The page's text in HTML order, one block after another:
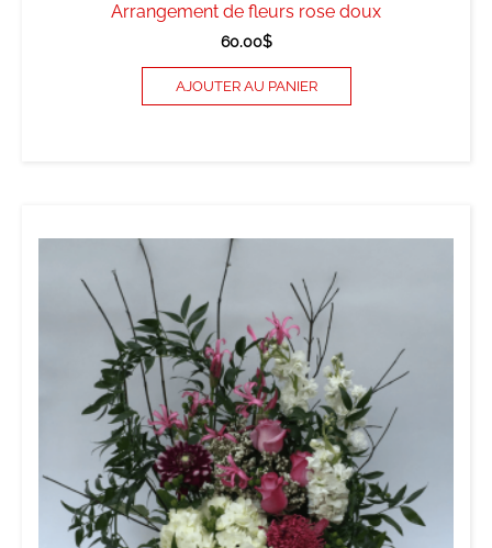
Arrangement de fleurs rose doux
60.00$
AJOUTER AU PANIER